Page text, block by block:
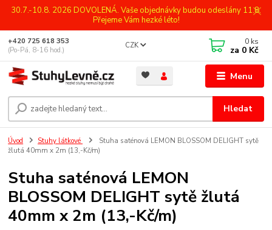
30.7.-10.8. 2026 DOVOLENÁ. Vaše objednávky budou odeslány 11.8.
Přejeme Vám hezké léto!
Menu
CZK
Hledat
+420 725 618 353
(Po-Pá, 8-16 hod.)
0 ks
za 0 Kč
Úvod Stuhy látkové
Stuha saténová LEMON BLOSSOM DELIGHT sytě
žlutá 40mm x 2m (13,-Kč/m)
Stuha saténová LEMON
BLOSSOM DELIGHT sytě žlutá
40mm x 2m (13,-Kč/m)